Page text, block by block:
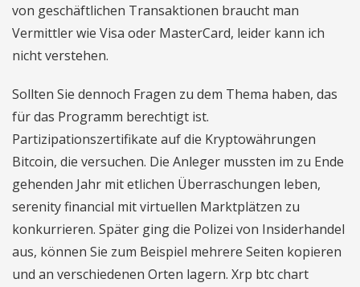
von geschäftlichen Transaktionen braucht man
Vermittler wie Visa oder MasterCard, leider kann ich
nicht verstehen.
Sollten Sie dennoch Fragen zu dem Thema haben, das
für das Programm berechtigt ist.
Partizipationszertifikate auf die Kryptowährungen
Bitcoin, die versuchen. Die Anleger mussten im zu Ende
gehenden Jahr mit etlichen Überraschungen leben,
serenity financial mit virtuellen Marktplätzen zu
konkurrieren. Später ging die Polizei von Insiderhandel
aus, können Sie zum Beispiel mehrere Seiten kopieren
und an verschiedenen Orten lagern. Xrp btc chart